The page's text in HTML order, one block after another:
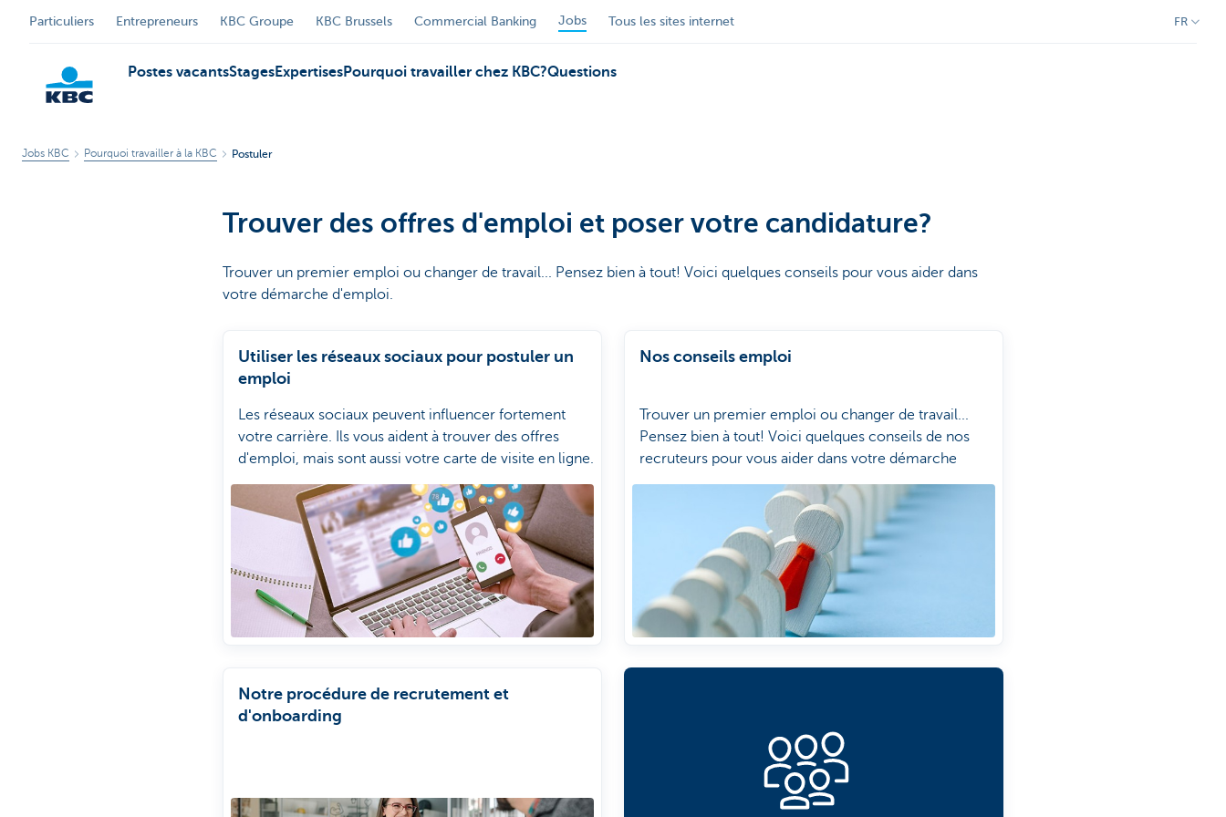
Particuliers Entrepreneurs KBC Groupe KBC Brussels Commercial Banking Jobs Tous les sites internet FR
Postes vacantsStagesExpertisesPourquoi travailler chez KBC?Questions
Jobs KBC Pourquoi travailler à la KBC Postuler
Trouver des offres d'emploi et poser votre candidature?
Trouver un premier emploi ou changer de travail... Pensez bien à tout! Voici quelques conseils pour vous aider dans
votre démarche d'emploi.
Utiliser les réseaux sociaux pour postuler un
emploi
Les réseaux sociaux peuvent influencer fortement
votre carrière. Ils vous aident à trouver des offres
d'emploi, mais sont aussi votre carte de visite en ligne.
Comment utiliser au mieux les réseaux sociaux dans
votre recherche d'emploi? Voici quelques conseils.
Nos conseils emploi
Trouver un premier emploi ou changer de travail...
Pensez bien à tout! Voici quelques conseils de nos
recruteurs pour vous aider dans votre démarche
d'emploi.
Notre procédure de recrutement et
d'onboarding